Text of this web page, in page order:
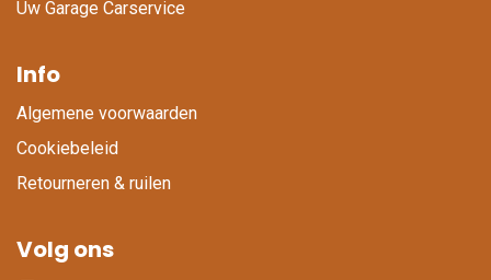
Uw Garage Carservice
Info
Algemene voorwaarden
Cookiebeleid
Retourneren & ruilen
Volg ons